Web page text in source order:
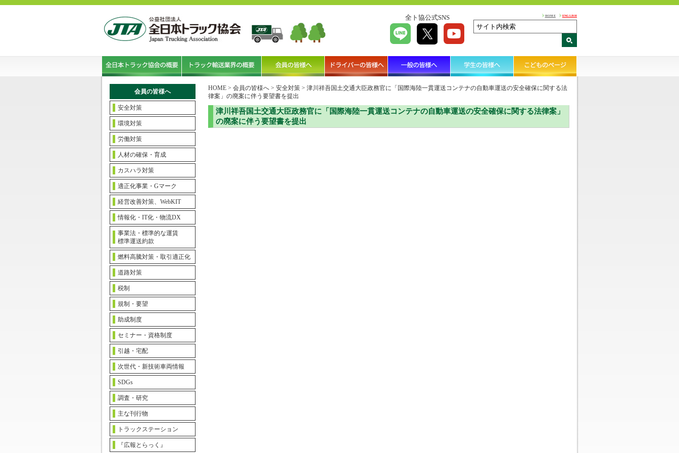
全ト協公式SNS HOME ENGLISH
会員の皆様へ
安全対策
環境対策
労働対策
人材の確保・育成
カスハラ対策
適正化事業・Gマーク
経営改善対策、WebKIT
情報化・IT化・物流DX
事業法・標準的な運賃
標準運送約款
燃料高騰対策・取引適正化
道路対策
税制
規制・要望
助成制度
セミナー・資格制度
引越・宅配
次世代・新技術車両情報
SDGs
調査・研究
主な刊行物
トラックステーション
『広報とらっく』
HOME > 会員の皆様へ > 安全対策 > 津川祥吾国土交通大臣政務官に「国際海陸一貫運送コンテナの自動車運送の安全確保に関する法
律案」の廃案に伴う要望書を提出
津川祥吾国土交通大臣政務官に「国際海陸一貫運送コンテナの自動車運送の安全確保に関する法律案」
の廃案に伴う要望書を提出